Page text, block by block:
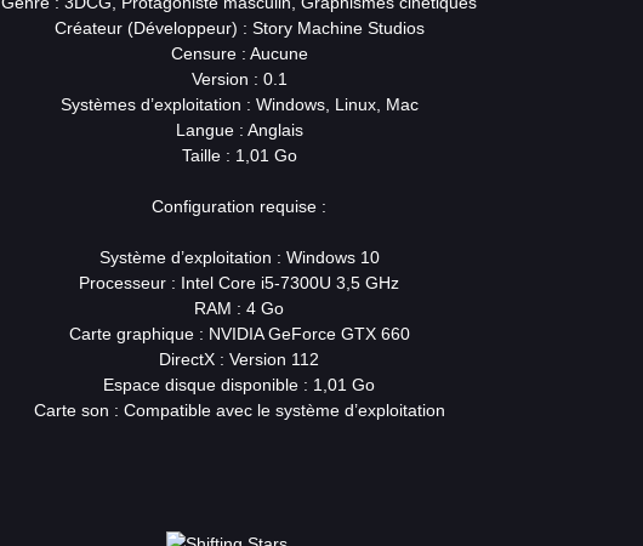
Créateur (Développeur) : Story Machine Studios
Censure : Aucune
Version : 0.1
Systèmes d’exploitation : Windows, Linux, Mac
Langue : Anglais
Taille : 1,01 Go
Configuration requise :
Système d’exploitation : Windows 10
Processeur : Intel Core i5-7300U 3,5 GHz
RAM : 4 Go
Carte graphique : NVIDIA GeForce GTX 660
DirectX : Version 112
Espace disque disponible : 1,01 Go
Carte son : Compatible avec le système d’exploitation